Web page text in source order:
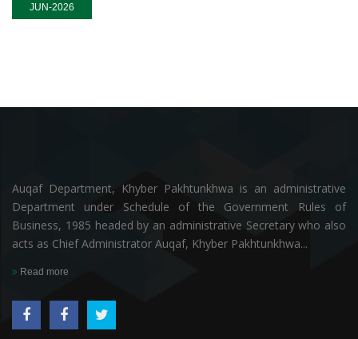
JUN-2026
Auqaf Department, Khyber Pakhtunkhwa is an administrative
Department under Schedule of the Government Rules of
Business, 1985 headed by an administrative Secretary who also
acts as Chief Administrator Auqaf, Khyber Pakhtunkhwa...
Read more